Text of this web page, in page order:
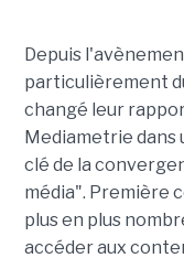
Depuis
particulièrement
changé leur
Mediametrie
clé de la
média". Première
plus en plus
accéder aux